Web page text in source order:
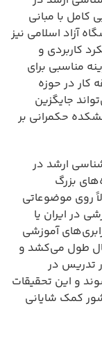
کامل با مبانی
آزاد اسلامی نیز
کاربردی و
مناسبی برای
کار در حوزه
جایگزین
حکمرانی بر
ارشد در
بزرگ
روی موضوعاتی
در ایران یا
آموزشی
و دوره دکتری بین ۴ تا ۶ سال طول می‌کشد و
تدریس در
و این تحقیقات
کمک شایانی